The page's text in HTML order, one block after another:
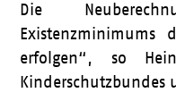
Die
Existenzminimums
erfolgen“, so